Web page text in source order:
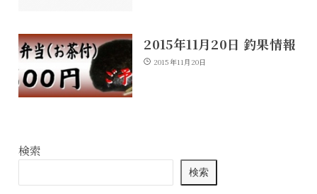
2015年11月20日 釣果情報
2015年11月20日
検索
検索